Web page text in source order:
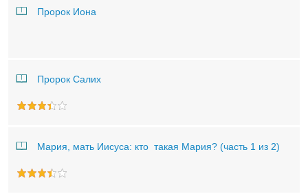
Пророк Иона
Пророк Салих
Мария, мать Иисуса: кто такая Мария? (часть 1 из 2)